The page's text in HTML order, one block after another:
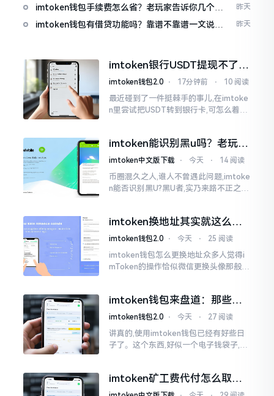
imtoken钱包手续费怎么省？老玩家告诉你几个实
在招
昨天
imtoken钱包有借贷功能吗？靠谱不靠谱一文说清
昨天
imtoken银行USDT提现不了？
这几个法子能帮你搞定
imtoken钱包2.0 ⋅ 17分钟前 ⋅ 10 阅读
最近碰到了一件挺棘手的事儿,在imtoke
n里尝试把USDT转到银行卡,可怎么着都
么时长
imtoken能识别黑u吗？老玩家
告诉你真相
imtoken中文版下载 ⋅ 今天 ⋅ 14 阅读
币圈混久之人,谁人不曾遇此问题,imtoke
n能否识别黑U?黑U者,实乃来路不正之钱
imtoken换地址其实就这么回
事
imtoken钱包2.0 ⋅ 今天 ⋅ 25 阅读
imtoken钱包怎么更换地址众多人觉得i
mToken的操作恰似微信更换头像那般简
据助记词来生成的,通俗讲
imtoken钱包来盘道：那些踩
过的坑和保命招
imtoken钱包2.0 ⋅ 今天 ⋅ 27 阅读
讲真的,使用imtoken钱包已经有好些日
子了。这个东西,好似一个电子钱袋子,里
却提心吊胆、神经紧绷。
imtoken矿工费代付怎么取
消？老手教你几招